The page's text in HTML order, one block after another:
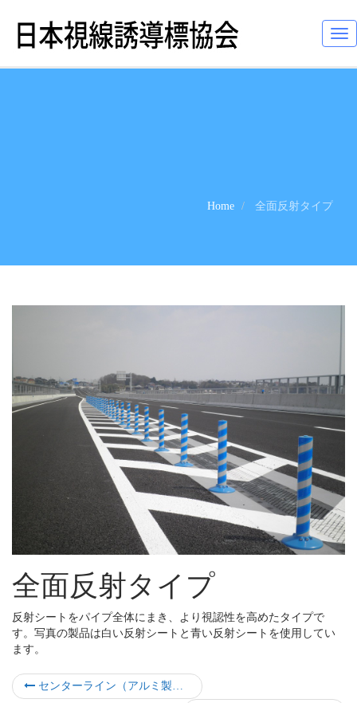
Home 全面反射タイプ
全面反射タイプ
反射シートをパイプ全体にまき、より視認性を高めたタイプで
す。写真の製品は白い反射シートと青い反射シートを使用してい
ます。
センターライン（アルミ製脚付）